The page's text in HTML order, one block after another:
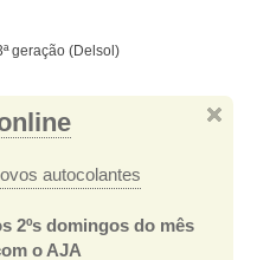
geração (Delsol)
autocolantes
2ºs domingos do mês
o AJA